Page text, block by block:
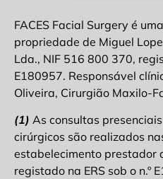
FACES Facial Surgery é
propriedade de Miguel
Lda., NIF 516 800 370,
E180957. Responsável
Oliveira, Cirurgião Maxilo-
(1) As consultas
cirúrgicos são realizados
estabelecimento prestador
registado na ERS sob o n.º